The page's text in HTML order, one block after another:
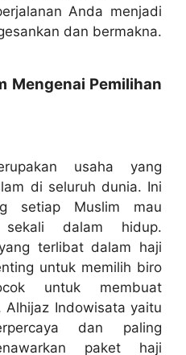
Anda menjadi
dan bermakna.
Mengenai Pemilihan
usaha yang
di seluruh dunia. Ini
setiap Muslim mau
sekali dalam hidup.
terlibat dalam haji
untuk memilih biro
untuk membuat
Alhijaz Indowisata yaitu
dan paling
paket haji